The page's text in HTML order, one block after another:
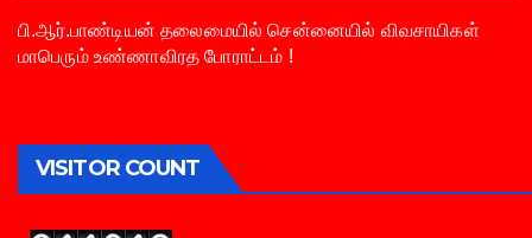
பி.ஆர்.பாண்டியன் தலைமையில் சென்னையில் விவசாயிகள்
மாபெரும் உண்ணாவிரத போராட்டம் !
VISITOR COUNT